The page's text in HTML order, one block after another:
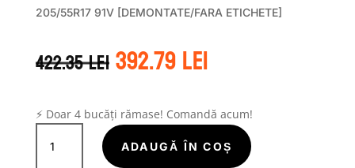
205/55R17 91V [DEMONTATE/FARA ETICHETE]
422.35leiPrețul
inițial
fost:
422.35 lei.
392.79leiPrețul
curent
392.79 lei.
⚡ Doar 4 bucăți rămase! Comandă acum!
Cantitate
Continental
ADAUGĂ ÎN COȘ